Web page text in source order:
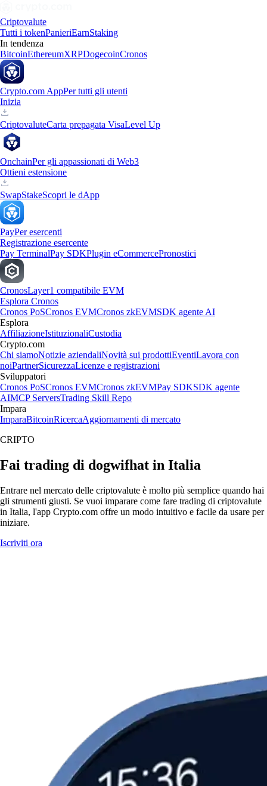
Criptovalute
Tutti i tokenPanieriEarnStaking
In tendenza
BitcoinEthereumXRPDogecoinCronos
Crypto.com AppPer tutti gli utenti
Inizia
CriptovaluteCarta prepagata VisaLevel Up
OnchainPer gli appassionati di Web3
Ottieni estensione
SwapStakeScopri le dApp
PayPer esercenti
Registrazione esercente
Pay TerminalPay SDKPlugin eCommercePronostici
CronosLayer1 compatibile EVM
Esplora Cronos
Cronos PoSCronos EVMCronos zkEVMSDK agente AI
Esplora
AffiliazioneIstituzionaliCustodia
Crypto.com
Chi siamoNotizie aziendaliNovità sui prodottiEventiLavora con
noiPartnerSicurezzaLicenze e registrazioni
Sviluppatori
Cronos PoSCronos EVMCronos zkEVMPay SDKSDK agente
AIMCP ServersTrading Skill Repo
Impara
ImparaBitcoinRicercaAggiornamenti di mercato
CRIPTO
Fai trading di dogwifhat in Italia
Entrare nel mercato delle criptovalute è molto più semplice quando hai
gli strumenti giusti. Se vuoi imparare come fare trading di criptovalute
in Italia, l'app Crypto.com offre un modo intuitivo e facile da usare per
iniziare.
Iscriviti ora